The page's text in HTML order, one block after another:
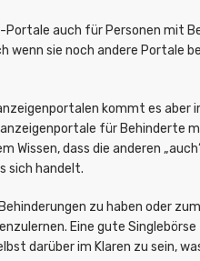
Portale auch für Personen mit
wenn sie noch andere Portale
kommt es aber
für Behinderte
Wissen, dass die anderen
sich handelt.
zu haben oder
Eine gute
darüber im Klaren zu sein,